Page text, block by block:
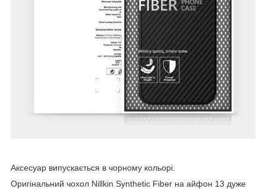
Аксесуар випускається в чорному кольорі.
Оригінальний чохол Nillkin Synthetic Fiber на айфон 13 дуже